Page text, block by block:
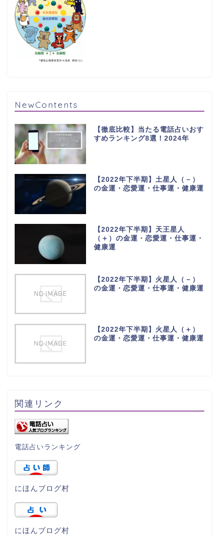
NewContents
【徹底比較】当たる電話占いおす
すめランキング8選！2024年
【2022年下半期】土星人（－）
の金運・恋愛運・仕事運・健康運
【2022年下半期】天王星人
（＋）の金運・恋愛運・仕事運・
健康運
【2022年下半期】火星人（－）
の金運・恋愛運・仕事運・健康運
【2022年下半期】火星人（＋）
の金運・恋愛運・仕事運・健康運
関連リンク
電話占いランキング
にほんブログ村
にほんブログ村